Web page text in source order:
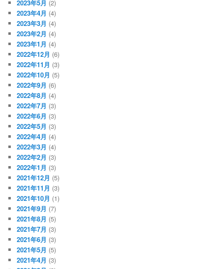
2023年5月 (2)
2023年4月 (4)
2023年3月 (4)
2023年2月 (4)
2023年1月 (4)
2022年12月 (6)
2022年11月 (3)
2022年10月 (5)
2022年9月 (6)
2022年8月 (4)
2022年7月 (3)
2022年6月 (3)
2022年5月 (3)
2022年4月 (4)
2022年3月 (4)
2022年2月 (3)
2022年1月 (3)
2021年12月 (5)
2021年11月 (3)
2021年10月 (1)
2021年9月 (7)
2021年8月 (5)
2021年7月 (3)
2021年6月 (3)
2021年5月 (5)
2021年4月 (3)